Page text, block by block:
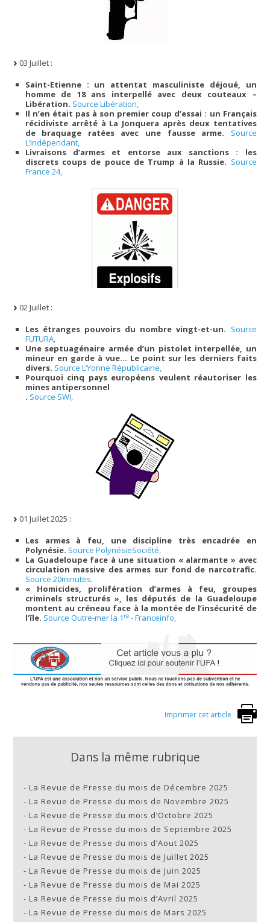
03 Juillet :
Saint-Etienne : un attentat masculiniste déjoué, un
homme de 18 ans interpellé avec deux couteaux –
Libération. Source Libération,
Il n’en était pas à son premier coup d’essai : un Français
récidiviste arrêté à La Jonquera après deux tentatives
de braquage ratées avec une fausse arme. Source
L’Indépendant,
Livraisons d’armes et entorse aux sanctions : les
discrets coups de pouce de Trump à la Russie. Source
France 24,
02 Juillet :
Les étranges pouvoirs du nombre vingt-et-un. Source
FUTURA,
Une septuagénaire armée d’un pistolet interpellée, un
mineur en garde à vue… Le point sur les derniers faits
divers. Source L’Yonne Républicaine,
Pourquoi cinq pays européens veulent réautoriser les
mines antipersonnel
. Source SWI,
01 Juillet 2025 :
Les armes à feu, une discipline très encadrée en
Polynésie. Source PolynésieSociété,
La Guadeloupe face à une situation « alarmante » avec
circulation massive des armes sur fond de narcotrafic.
Source 20minutes,
« Homicides, prolifération d’armes à feu, groupes
criminels structurés », les députés de la Guadeloupe
montent au créneau face à la montée de l’insécurité de
l’île. Source Outre-mer la 1 re- Franceinfo,
Imprimer cet article
Dans la même rubrique
-La Revue de Presse du mois de Décembre 2025
-La Revue de Presse du mois de Novembre 2025
-La Revue de Presse du mois d’Octobre 2025
-La Revue de Presse du mois de Septembre 2025
-La Revue de Presse du mois d’Aout 2025
-La Revue de Presse du mois de Juillet 2025
-La Revue de Presse du mois de Juin 2025
-La Revue de Presse du mois de Mai 2025
-La Revue de Presse du mois d’Avril 2025
-La Revue de Presse du mois de Mars 2025